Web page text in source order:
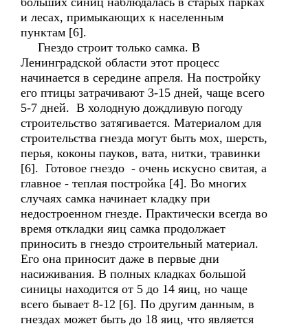
и лесах, примыкающих к населенным
пунктам [6].
Гнездо строит только самка. В
Ленинградской области этот процесс
начинается в середине апреля. На постройку
его птицы затрачивают 3-15 дней, чаще всего
5-7 дней. В холодную дождливую погоду
строительство затягивается. Материалом для
строительства гнезда могут быть мох, шерсть,
перья, коконы пауков, вата, нитки, травинки
[6]. Готовое гнездо - очень искусно свитая, а
главное - теплая постройка [4]. Во многих
случаях самка начинает кладку при
недостроенном гнезде. Практически всегда во
время откладки яиц самка продолжает
приносить в гнездо строительный материал.
Его она приносит даже в первые дни
насиживания. В полных кладках большой
синицы находится от 5 до 14 яиц, но чаще
всего бывает 8-12 [6]. По другим данным, в
гнездах может быть до 18 яиц, что является